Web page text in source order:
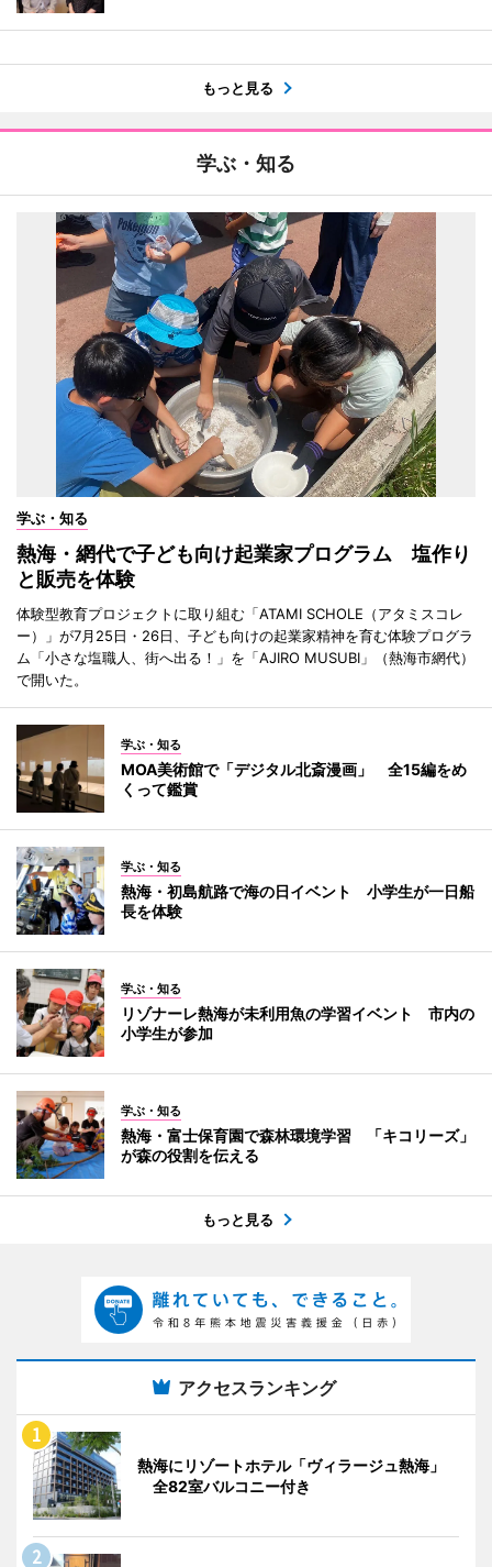
もっと見る
学ぶ・知る
学ぶ・知る
熱海・網代で子ども向け起業家プログラム 塩作り
と販売を体験
体験型教育プロジェクトに取り組む「ATAMI SCHOLE（アタミスコレ
ー）」が7月25日・26日、子ども向けの起業家精神を育む体験プログラ
ム「小さな塩職人、街へ出る！」を「AJIRO MUSUBI」（熱海市網代）
で開いた。
学ぶ・知る
MOA美術館で「デジタル北斎漫画」 全15編をめ
くって鑑賞
学ぶ・知る
熱海・初島航路で海の日イベント 小学生が一日船
長を体験
学ぶ・知る
リゾナーレ熱海が未利用魚の学習イベント 市内の
小学生が参加
学ぶ・知る
熱海・富士保育園で森林環境学習 「キコリーズ」
が森の役割を伝える
もっと見る
アクセスランキング
熱海にリゾートホテル「ヴィラージュ熱海」
全82室バルコニー付き